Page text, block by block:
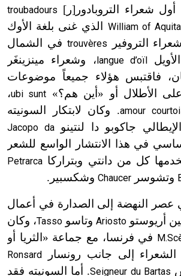
شعراء التروبادور[ر] troubadours
William of الذي غنى بلغة الأوك
التروفير trouvères في الشمال
langue d’oïl ، وشعراء مينزينغَر
فاقتبس هؤلاء جميعاً موضوعات
الأطلال أو «أين هم؟» ubi sunt،
amour. وكان لابتكار السونيته
جاكوبو دا لنتينوJacopo da
في هذا الانتشار الواسع للشعر
كل من دانتي وبتراركا Petrarca
وتشوسر Chaucer وشكسبير.
عصر النهضة إلى الصدارة في أعمال
أريوستو Ariosto وتاسو Tasso، وكان
في فرنسا، مع جماعة «الثريا أو
الشعراء إلى جانب رونسار
Ronsard
Seigneur du Bartas. أما السونيته فقد